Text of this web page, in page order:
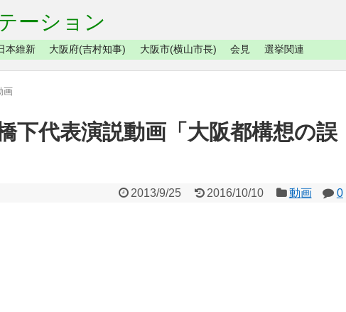
ーション
本維新 大阪府(吉村知事) 大阪市(横山市長) 会見 選挙関連
画
下代表演説動画「大阪都構想の誤
2013/9/25 2016/10/10 動画 0